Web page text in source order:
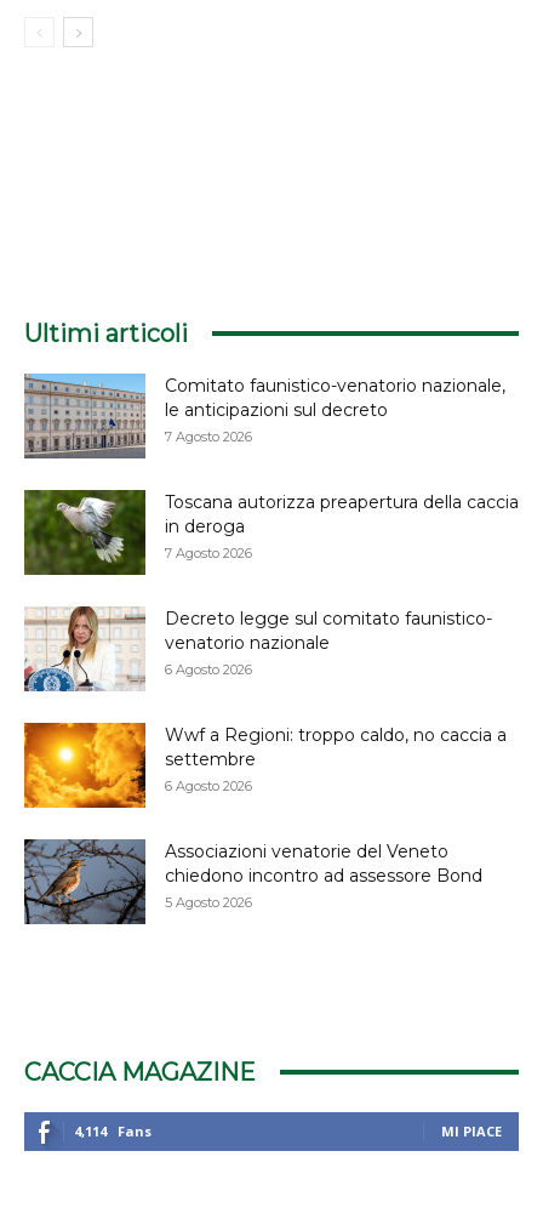
Ultimi articoli
Comitato faunistico-venatorio nazionale,
le anticipazioni sul decreto
7 Agosto 2026
Toscana autorizza preapertura della caccia
in deroga
7 Agosto 2026
Decreto legge sul comitato faunistico-
venatorio nazionale
6 Agosto 2026
Wwf a Regioni: troppo caldo, no caccia a
settembre
6 Agosto 2026
Associazioni venatorie del Veneto
chiedono incontro ad assessore Bond
5 Agosto 2026
CACCIA MAGAZINE
4,114 Fans MI PIACE